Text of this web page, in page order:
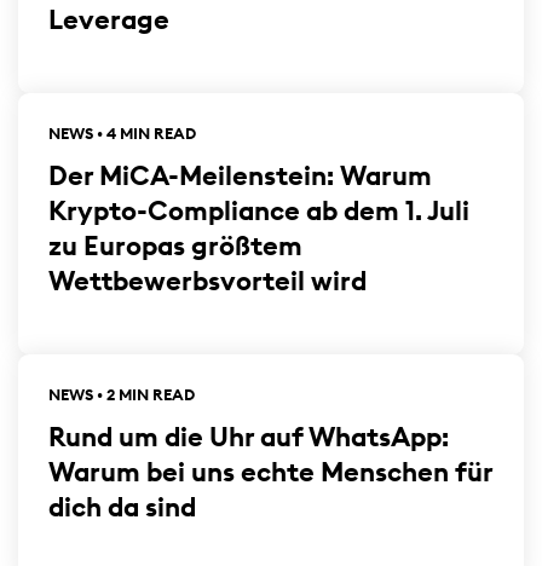
Leverage
NEWS • 4 MIN READ
Der MiCA-Meilenstein: Warum
Krypto-Compliance ab dem 1. Juli
zu Europas größtem
Wettbewerbsvorteil wird
NEWS • 2 MIN READ
Rund um die Uhr auf WhatsApp:
Warum bei uns echte Menschen für
dich da sind